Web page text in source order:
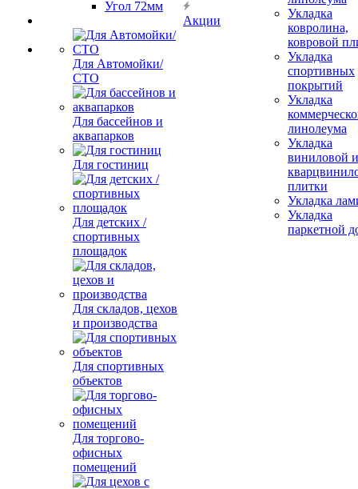
Угол 72мм
Для Автомойки/
СТО
Для бассейнов и
аквапарков
Для гостиниц
Для детских /
спортивных
площадок
Для складов, цехов
и производства
Для спортивных
объектов
Для торгово-
офисных
помещений
Акции
Укладка
ковролина,
ковровой
Укладка
спортивных
покрытий
Укладка
линолеума
Укладка
виниловой и
плитки
Укладка
Укладка
паркетной